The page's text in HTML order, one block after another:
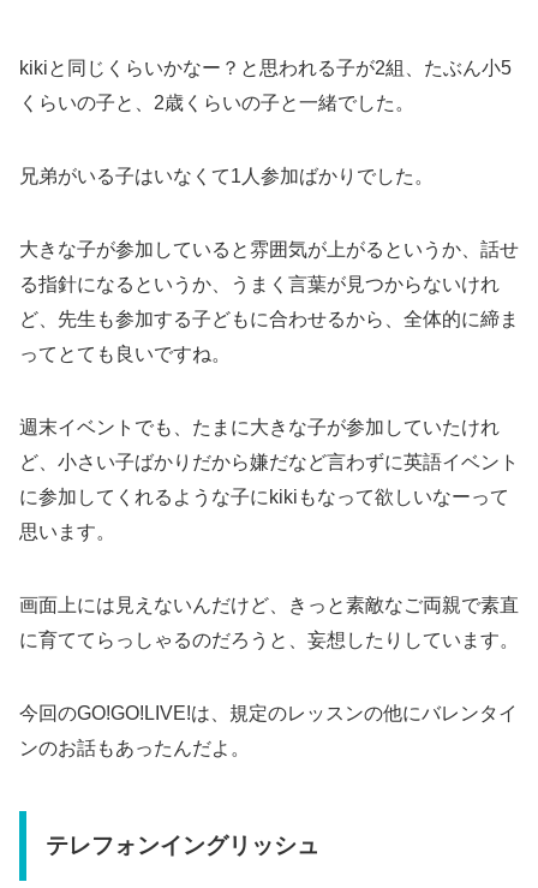
kikiと同じくらいかなー？と思われる子が2組、たぶん小5
くらいの子と、2歳くらいの子と一緒でした。
兄弟がいる子はいなくて1人参加ばかりでした。
大きな子が参加していると雰囲気が上がるというか、話せ
る指針になるというか、うまく言葉が見つからないけれ
ど、先生も参加する子どもに合わせるから、全体的に締ま
ってとても良いですね。
週末イベントでも、たまに大きな子が参加していたけれ
ど、小さい子ばかりだから嫌だなど言わずに英語イベント
に参加してくれるような子にkikiもなって欲しいなーって
思います。
画面上には見えないんだけど、きっと素敵なご両親で素直
に育ててらっしゃるのだろうと、妄想したりしています。
今回のGO!GO!LIVE!は、規定のレッスンの他にバレンタイ
ンのお話もあったんだよ。
テレフォンイングリッシュ